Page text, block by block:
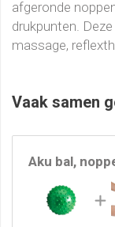
afgeronde
drukpunten.
massage,
Vaak samen
Aku bal,